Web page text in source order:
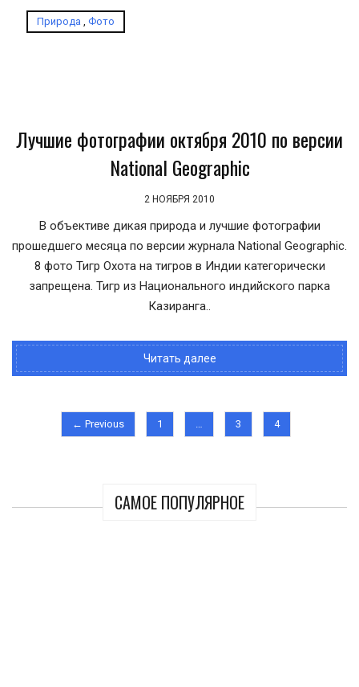
Природа , Фото
Лучшие фотографии октября 2010 по версии
National Geographic
2 НОЯБРЯ 2010
В объективе дикая природа и лучшие фотографии
прошедшего месяца по версии журнала National Geographic.
8 фото Тигр Охота на тигров в Индии категорически
запрещена. Тигр из Национального индийского парка
Казиранга..
Читать далее
← Previous 1 … 3 4
САМОЕ ПОПУЛЯРНОЕ